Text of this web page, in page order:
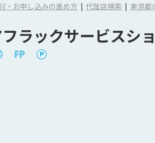
・お申し込みの進め方 代理店検索 東京都
ラックサービスシ